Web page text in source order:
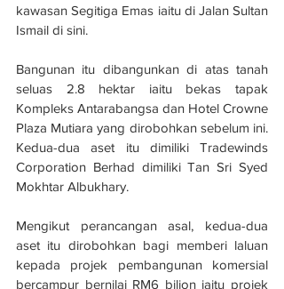
kawasan Segitiga Emas iaitu di Jalan Sultan
Ismail di sini.
Bangunan itu dibangunkan di atas tanah
seluas 2.8 hektar iaitu bekas tapak
Kompleks Antarabangsa dan Hotel Crowne
Plaza Mutiara yang dirobohkan sebelum ini.
Kedua-dua aset itu dimiliki Tradewinds
Corporation Berhad dimiliki Tan Sri Syed
Mokhtar Albukhary.
Mengikut perancangan asal, kedua-dua
aset itu dirobohkan bagi memberi laluan
kepada projek pembangunan komersial
bercampur bernilai RM6 bilion iaitu projek